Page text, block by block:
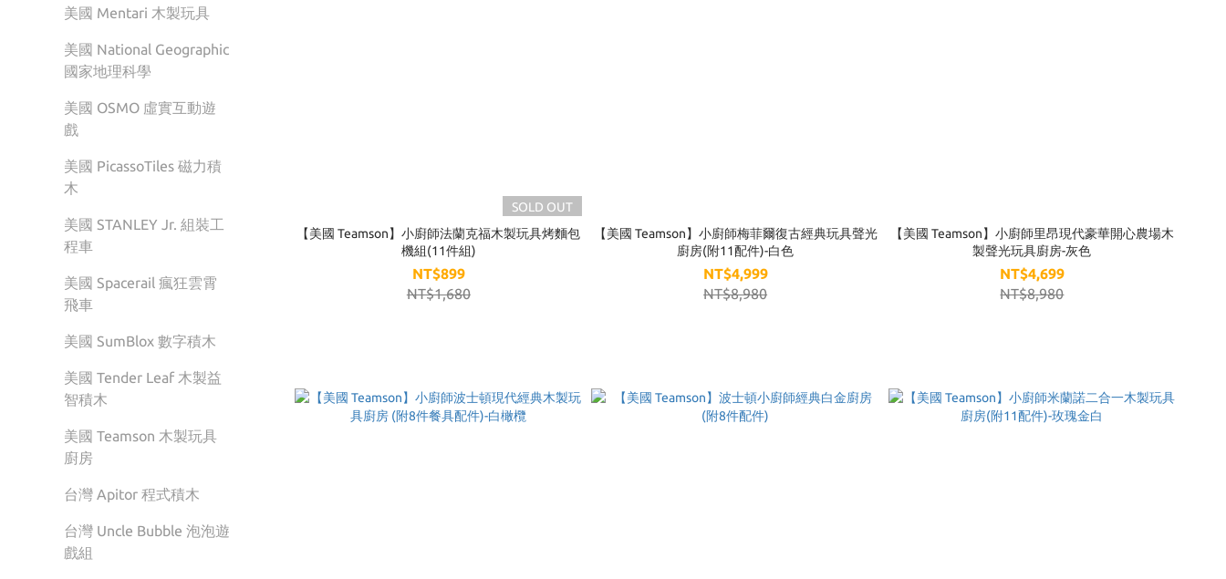
美國 Mentari 木製玩具
美國 National Geographic
國家地理科學
美國 OSMO 虛實互動遊
戲
美國 PicassoTiles 磁力積
木
美國 STANLEY Jr. 組裝工
程車
美國 Spacerail 瘋狂雲霄
飛車
美國 SumBlox 數字積木
美國 Tender Leaf 木製益
智積木
美國 Teamson 木製玩具
廚房
台灣 Apitor 程式積木
台灣 Uncle Bubble 泡泡遊
戲組
SOLD OUT
【美國 Teamson】小廚師法蘭克福木製玩具烤麵包
機組(11件組)
NT$899
NT$1,680
【美國 Teamson】小廚師梅菲爾復古經典玩具聲光
廚房(附11配件)-白色
NT$4,999
NT$8,980
【美國 Teamson】小廚師里昂現代豪華開心農場木
製聲光玩具廚房-灰色
NT$4,699
NT$8,980